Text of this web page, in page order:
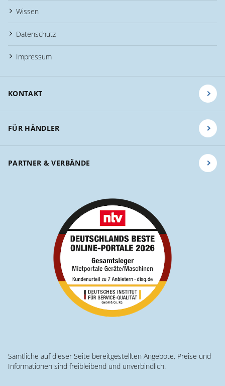
Wissen
Datenschutz
Impressum
KONTAKT
FÜR HÄNDLER
PARTNER & VERBÄNDE
Sämtliche auf dieser Seite bereitgestellten Angebote, Preise und
Informationen sind freibleibend und unverbindlich.